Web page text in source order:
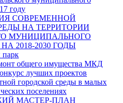
году
СОВРЕМЕННОЙ
НА ТЕРРИТОРИИ
МУНИЦИПАЛЬНОГО
2018-2030 ГОДЫ
парк
общего имущества МКД
лучших проектов
городской среды в малых
поселениях
МАСТЕР-ПЛАН